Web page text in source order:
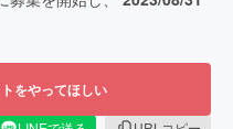
をやってほしい